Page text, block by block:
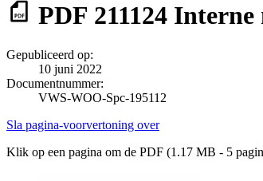
PDF 211124
Gepubliceerd op:
10 juni 2022
Documentnummer:
VWS-WOO-Spc-195112
Sla pagina-voorvertoning over
Klik op een pagina om de PDF (1.17 MB - 5